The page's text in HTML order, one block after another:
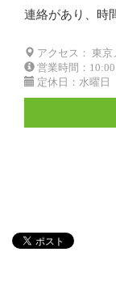
連絡があり、時
アクセス： 東
営業時間：
定休日：水曜日